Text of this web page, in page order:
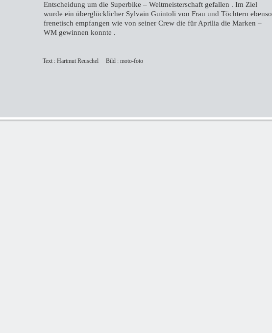
Entscheidung um die Superbike – Weltmeisterschaft gefallen . Im Ziel
wurde ein überglücklicher Sylvain Guintoli von Frau und Töchtern ebenso
frenetisch empfangen wie von seiner Crew die für Aprilia die Marken –
WM gewinnen konnte .
Text : Hartmut Reuschel Bild : moto-foto